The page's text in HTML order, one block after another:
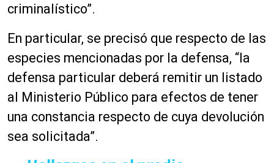
criminalístico”.
En particular, se precisó que respecto de las
especies mencionadas por la defensa, “la
defensa particular deberá remitir un listado
al Ministerio Público para efectos de tener
una constancia respecto de cuya devolución
sea solicitada”.